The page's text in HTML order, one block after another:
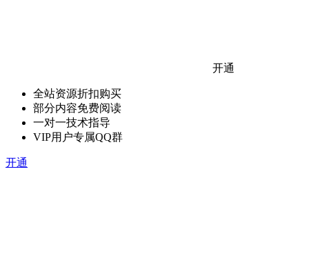
开通
全站资源折扣购买
部分内容免费阅读
一对一技术指导
VIP用户专属QQ群
开通